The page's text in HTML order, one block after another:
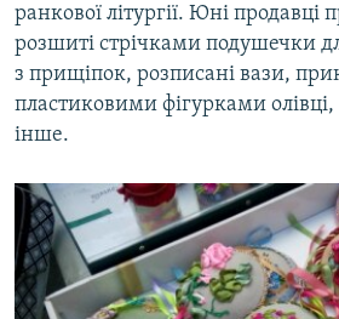
ранкової літургії. Юні продавці
розшиті стрічками подушечки
з прищіпок, розписані вази,
пластиковими фігурками олівці,
інше.